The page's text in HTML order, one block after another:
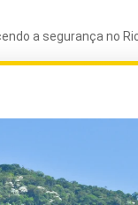
a segurança no